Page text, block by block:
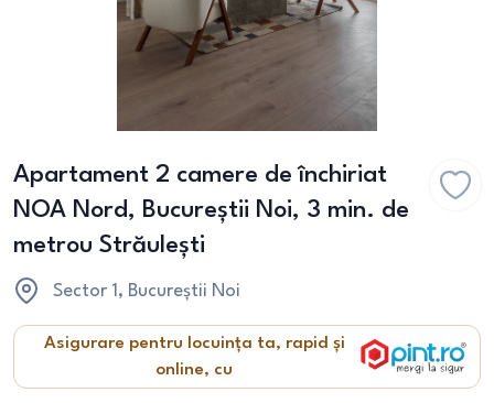
Apartament 2 camere de închiriat
NOA Nord, Bucureștii Noi, 3 min. de
metrou Străulești
Sector 1 , Bucureștii Noi
Asigurare pentru locuința ta, rapid și
online, cu